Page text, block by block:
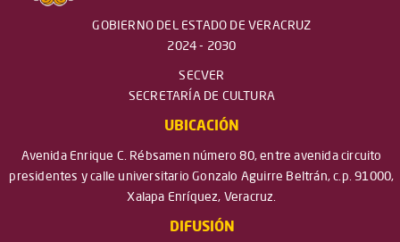
GOBIERNO DEL ESTADO DE VERACRUZ
2024 - 2030
SECVER
SECRETARÍA DE CULTURA
UBICACIÓN
Avenida Enrique C. Rébsamen número 80, entre avenida circuito
presidentes y calle universitario Gonzalo Aguirre Beltrán, c.p. 91000,
Xalapa Enríquez, Veracruz.
DIFUSIÓN